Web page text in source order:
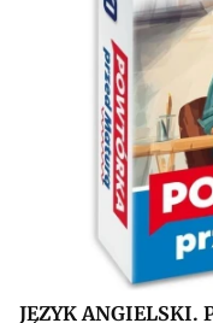
JĘZYK ANGIELSKI.